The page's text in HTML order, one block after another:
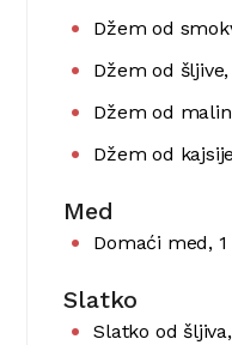
Džem od
Džem od
Džem od
Džem od
Med
Domaći med,
Slatko
Slatko od